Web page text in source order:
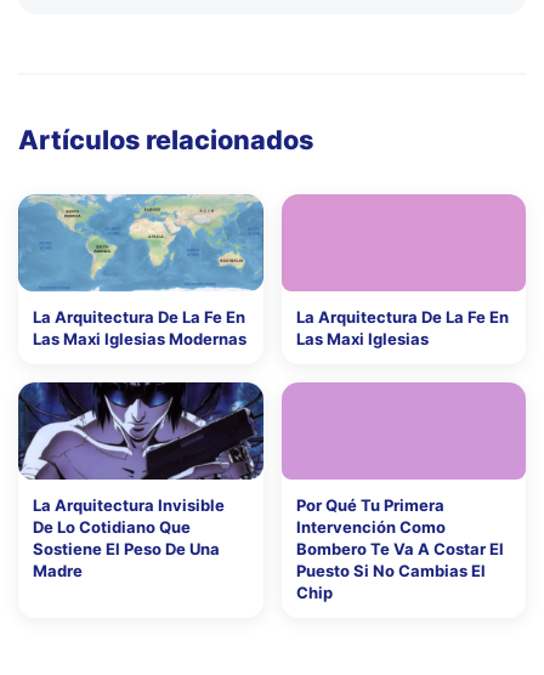
Artículos relacionados
La Arquitectura De La Fe En
Las Maxi Iglesias Modernas
La Arquitectura De La Fe En
Las Maxi Iglesias
La Arquitectura Invisible
De Lo Cotidiano Que
Sostiene El Peso De Una
Madre
Por Qué Tu Primera
Intervención Como
Bombero Te Va A Costar El
Puesto Si No Cambias El
Chip